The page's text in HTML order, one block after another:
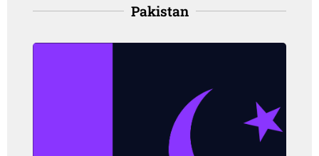
Pakistan
Pakistan
Angka kejadian: 34.4 per 100,000
orang, pada perempuan